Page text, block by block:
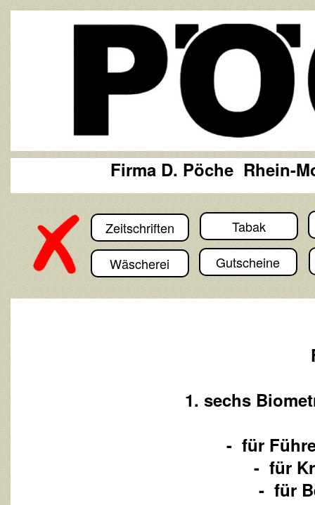
Firma D. Pöche Rhein-
Zeitschriften Tabak
Wäscherei Gutscheine
1. sechs
- für
- für
- für